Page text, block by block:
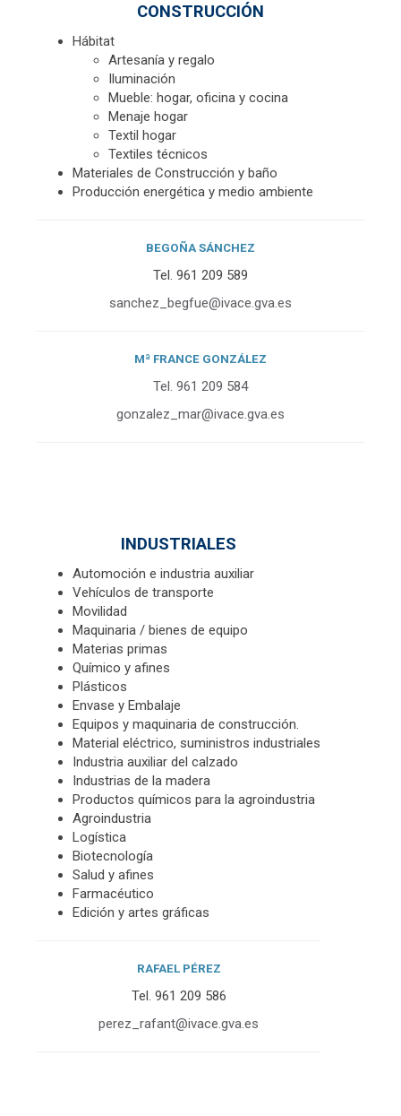
CONSTRUCCIÓN
Hábitat
Artesanía y regalo
Iluminación
Mueble: hogar, oficina y cocina
Menaje hogar
Textil hogar
Textiles técnicos
Materiales de Construcción y baño
Producción energética y medio ambiente
BEGOÑA SÁNCHEZ
Tel. 961 209 589
sanchez_ begfue@ivace.gva.es
Mª FRANCE GONZÁLEZ
Tel. 961 209 584
gonzalez_ mar@ivace.gva.es
INDUSTRIALES
Automoción e industria auxiliar
Vehículos de transporte
Movilidad
Maquinaria / bienes de equipo
Materias primas
Químico y afines
Plásticos
Envase y Embalaje
Equipos y maquinaria de construcción.
Material eléctrico, suministros industriales
Industria auxiliar del calzado
Industrias de la madera
Productos químicos para la agroindustria
Agroindustria
Logística
Biotecnología
Salud y afines
Farmacéutico
Edición y artes gráficas
RAFAEL PÉREZ
Tel. 961 209 586
perez_ rafant@ivace.gva.es